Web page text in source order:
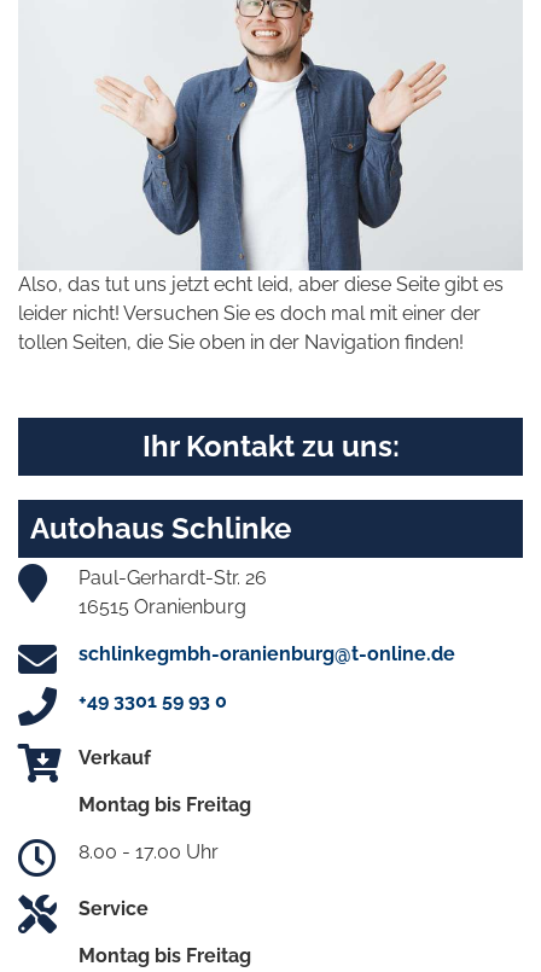
Also, das tut uns jetzt echt leid, aber diese Seite gibt es
leider nicht! Versuchen Sie es doch mal mit einer der
tollen Seiten, die Sie oben in der Navigation finden!
Ihr Kontakt zu uns:
Autohaus Schlinke
Paul-Gerhardt-Str. 26
16515 Oranienburg
schlinkegmbh-oranienburg@t-online.de
+49 3301 59 93 0
Verkauf
Montag bis Freitag
8.00 - 17.00 Uhr
Service
Montag bis Freitag